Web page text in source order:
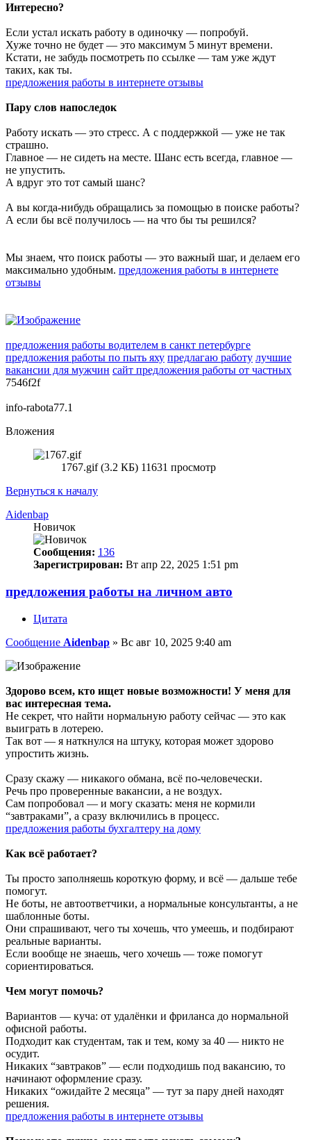
Интересно?
Если устал искать работу в одиночку — попробуй.
Хуже точно не будет — это максимум 5 минут времени.
Кстати, не забудь посмотреть по ссылке — там уже ждут
таких, как ты.
предложения работы в интернете отзывы
Пару слов напоследок
Работу искать — это стресс. А с поддержкой — уже не так
страшно.
Главное — не сидеть на месте. Шанс есть всегда, главное —
не упустить.
А вдруг это тот самый шанс?
А вы когда-нибудь обращались за помощью в поиске работы?
А если бы всё получилось — на что бы ты решился?
Мы знаем, что поиск работы — это важный шаг, и делаем его
максимально удобным. предложения работы в интернете
отзывы
предложения работы водителем в санкт петербурге
предложения работы по пыть яху предлагаю работу лучшие
вакансии для мужчин сайт предложения работы от частных
7546f2f
info-rabota77.1
Вложения
1767.gif (3.2 КБ) 11631 просмотр
Вернуться к началу
Aidenbap
Новичок
Сообщения: 136
Зарегистрирован: Вт апр 22, 2025 1:51 pm
предложения работы на личном авто
Цитата
Сообщение Aidenbap » Вс авг 10, 2025 9:40 am
Здорово всем, кто ищет новые возможности! У меня для
вас интересная тема.
Не секрет, что найти нормальную работу сейчас — это как
выиграть в лотерею.
Так вот — я наткнулся на штуку, которая может здорово
упростить жизнь.
Сразу скажу — никакого обмана, всё по-человечески.
Речь про проверенные вакансии, а не воздух.
Сам попробовал — и могу сказать: меня не кормили
“завтраками”, а сразу включились в процесс.
предложения работы бухгалтеру на дому
Как всё работает?
Ты просто заполняешь короткую форму, и всё — дальше тебе
помогут.
Не боты, не автоответчики, а нормальные консультанты, а не
шаблонные боты.
Они спрашивают, чего ты хочешь, что умеешь, и подбирают
реальные варианты.
Если вообще не знаешь, чего хочешь — тоже помогут
сориентироваться.
Чем могут помочь?
Вариантов — куча: от удалёнки и фриланса до нормальной
офисной работы.
Подходит как студентам, так и тем, кому за 40 — никто не
осудит.
Никаких “завтраков” — если подходишь под вакансию, то
начинают оформление сразу.
Никаких “ожидайте 2 месяца” — тут за пару дней находят
решения.
предложения работы в интернете отзывы